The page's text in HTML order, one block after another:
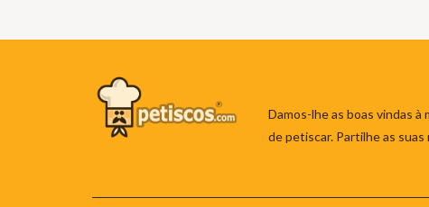
Damos-lhe as boas vindas
de petiscar. Partilhe as